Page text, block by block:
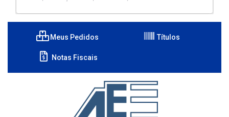
Meus Pedidos Títulos
Notas Fiscais